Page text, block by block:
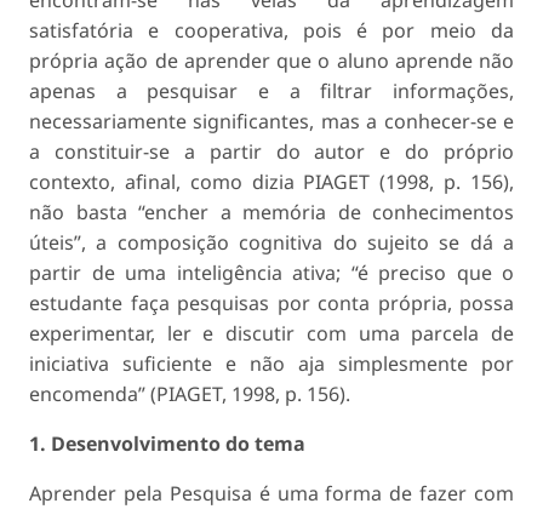
satisfatória e cooperativa, pois é por meio da
própria ação de aprender que o aluno aprende não
apenas a pesquisar e a filtrar informações,
necessariamente significantes, mas a conhecer-se e
a constituir-se a partir do autor e do próprio
contexto, afinal, como dizia PIAGET (1998, p. 156),
não basta “encher a memória de conhecimentos
úteis”, a composição cognitiva do sujeito se dá a
partir de uma inteligência ativa; “é preciso que o
estudante faça pesquisas por conta própria, possa
experimentar, ler e discutir com uma parcela de
iniciativa suficiente e não aja simplesmente por
encomenda” (PIAGET, 1998, p. 156).
1. Desenvolvimento do tema
Aprender pela Pesquisa é uma forma de fazer com